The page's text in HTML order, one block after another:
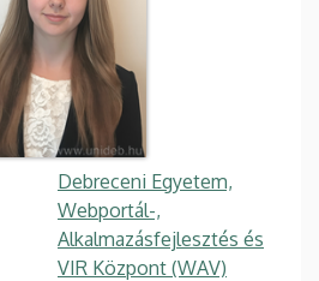
Debreceni Egyetem,
Webportál-,
Alkalmazásfejlesztés és
VIR Központ (WAV)